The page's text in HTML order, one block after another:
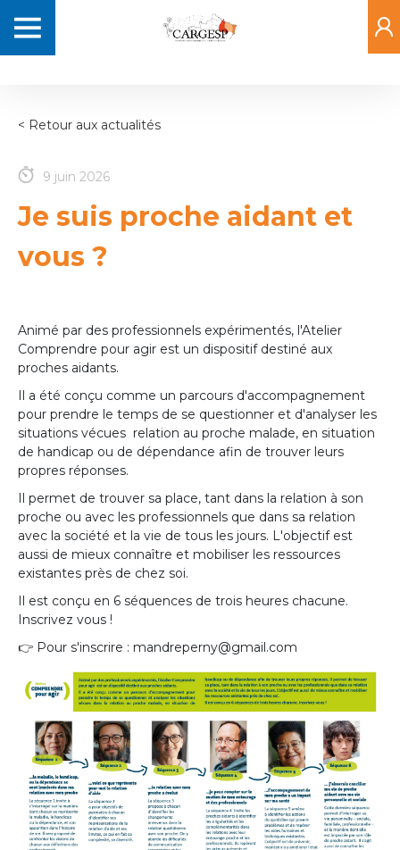
auNavigation
principale
< Retour aux actualités
9 juin 2026
Je suis proche aidant et
vous ?
Animé par des professionnels expérimentés, l'Atelier
Comprendre pour agir est un dispositif destiné aux
proches aidants.
Il a été conçu comme un parcours d'accompagnement
pour prendre le temps de se questionner et d'analyser les
situations vécues relation au proche malade, en situation
de handicap ou de dépendance afin de trouver leurs
propres réponses.
Il permet de trouver sa place, tant dans la relation à son
proche ou avec les professionnels que dans sa relation
avec la société et la vie de tous les jours. L'objectif est
aussi de mieux connaître et mobiliser les ressources
existantes près de chez soi.
Il est conçu en 6 séquences de trois heures chacune.
Inscrivez vous !
👉 Pour s'inscrire : mandreperny@gmail.com